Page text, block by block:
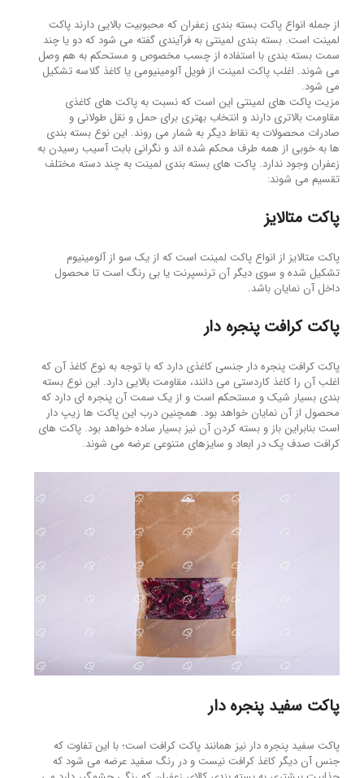
از جمله انواع پاکت بسته بندی زعفران که محبوبیت بالایی دارند پاکت
لمینت است. بسته بندی لمینتی به فرآیندی گفته می شود که دو یا چند
سمت بسته بندی با استفاده از چسب مخصوص و مستحکم به هم وصل
می شوند. اغلب پاکت لمینت از فویل آلومینیومی یا کاغذ گلاسه تشکیل
می شود.
مزیت پاکت های لمینتی این است که نسبت به پاکت های کاغذی
مقاومت بالاتری دارند و انتخاب بهتری برای حمل و نقل طولانی و
صادرات محصولات به نقاط دیگر به شمار می روند. این نوع بسته بندی
ها به خوبی از همه طرف محکم شده اند و نگرانی بابت آسیب رسیدن به
زعفران وجود ندارد. پاکت های بسته بندی لمینت به چند دسته مختلف
تقسیم می شوند:
پاکت متالایز
پاکت متالایز از انواع پاکت لمینت است که از یک سو از آلومینیوم
تشکیل شده و سوی دیگر آن ترنسپرنت یا بی رنگ است تا محصول
داخل آن نمایان باشد.
پاکت کرافت پنجره دار
پاکت کرافت پنجره دار جنسی کاغذی دارد که با توجه به نوع کاغذ آن که
اغلب آن را کاغذ کاردستی می دانند، مقاومت بالایی دارد. این نوع بسته
بندی بسیار شیک و مستحکم است و از یک سمت آن پنجره ای دارد که
محصول از آن نمایان خواهد بود. همچنین درب این پاکت ها زیپ دار
است بنابراین باز و بسته کردن آن نیز بسیار ساده خواهد بود. پاکت های
کرافت صدف پک در ابعاد و سایزهای متنوعی عرضه می شوند.
پاکت سفید پنجره دار
پاکت سفید پنجره دار نیز همانند پاکت کرافت است؛ با این تفاوت که
جنس آن دیگر کاغذ کرافت نیست و در رنگ سفید عرضه می شود که